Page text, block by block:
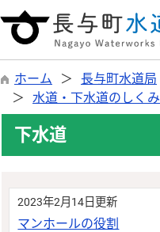
ホーム 長与町水道局
水道・下水道のしくみ
下水道
2023年2月14日更新
マンホールの役割